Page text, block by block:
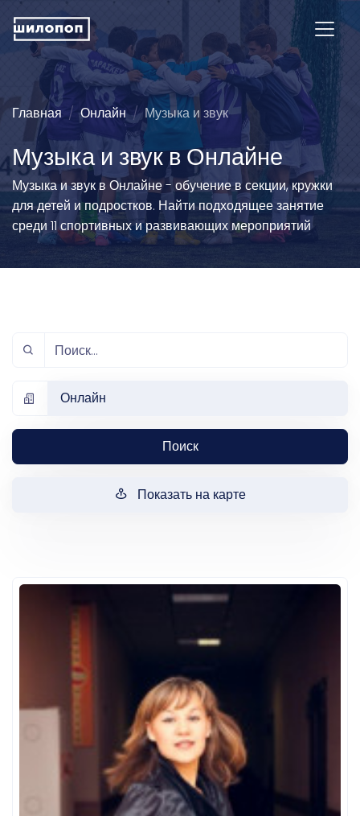
Главная Онлайн Музыка и звук
Музыка и звук в Онлайне
Музыка и звук в Онлайне - обучение в секции, кружки
для детей и подростков. Найти подходящее занятие
среди 11 спортивных и развивающих мероприятий
Онлайн
Поиск
Показать на карте